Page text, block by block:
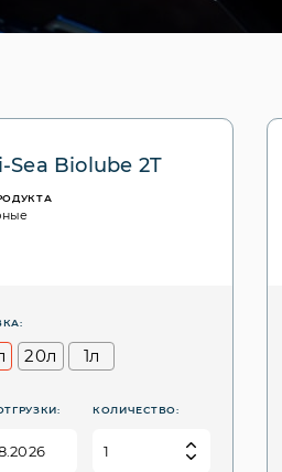
Sea Biolube 2T
20л 1л
КОЛИЧЕСТВО: